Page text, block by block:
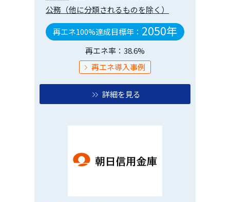
公務（他に分類されるものを除く）
再エネ100%達成目標年： 2050年
再エネ率：38.6%
再エネ導入事例
詳細を見る